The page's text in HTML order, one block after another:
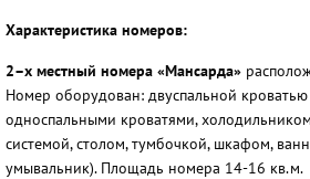
Характеристика номеров:
2–х местный номера «Мансарда»
Номер оборудован: двуспальной
односпальными кроватями,
системой, столом, тумбочкой, шкафом,
умывальник). Площадь номера 14-16 кв.м.